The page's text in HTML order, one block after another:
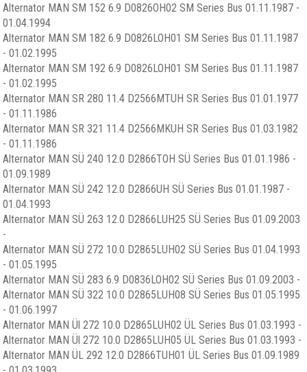
Alternator MAN SM 152 6.9 D0826OH02 SM Series Bus 01.11.1987 -
01.04.1994
Alternator MAN SM 182 6.9 D0826LOH01 SM Series Bus 01.11.1987
- 01.02.1995
Alternator MAN SM 192 6.9 D0826LOH01 SM Series Bus 01.11.1987
- 01.02.1995
Alternator MAN SR 280 11.4 D2566MTUH SR Series Bus 01.01.1977
- 01.11.1986
Alternator MAN SR 321 11.4 D2566MKUH SR Series Bus 01.03.1982
- 01.11.1986
Alternator MAN SÜ 240 12.0 D2866TOH SÜ Series Bus 01.01.1986 -
01.09.1989
Alternator MAN SÜ 242 12.0 D2866UH SÜ Series Bus 01.01.1987 -
01.04.1993
Alternator MAN SÜ 263 12.0 D2866LUH25 SÜ Series Bus 01.09.2003
-
Alternator MAN SÜ 272 10.0 D2865LUH02 SÜ Series Bus 01.04.1993
- 01.05.1995
Alternator MAN SÜ 283 6.9 D0836LOH02 SÜ Series Bus 01.09.2003 -
Alternator MAN SÜ 322 10.0 D2865LUH08 SÜ Series Bus 01.05.1995
- 01.06.1997
Alternator MAN Ül 272 10.0 D2865LUH02 ÜL Series Bus 01.03.1993 -
Alternator MAN Ül 272 10.0 D2865LUH05 ÜL Series Bus 01.03.1993 -
Alternator MAN ÜL 292 12.0 D2866TUH01 ÜL Series Bus 01.09.1989